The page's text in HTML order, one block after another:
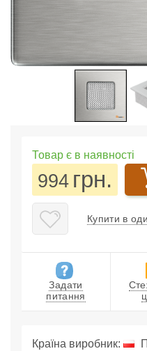
Товар є в наявності
994 грн.
Купити в
Задати
питання
Країна виробник: